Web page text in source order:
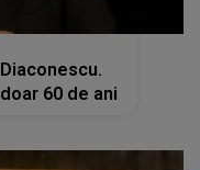
60 de ani